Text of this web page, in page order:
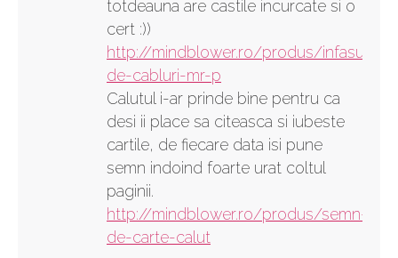
totdeauna are castile incurcate si o
cert :))
http://mindblower.ro/produs/
de-cabluri-mr-p
Calutul i-ar prinde bine pentru ca
desi ii place sa citeasca si iubeste
cartile, de fiecare data isi pune
semn indoind foarte urat coltul
paginii.
http://mindblower.ro/produs/semn-
de-carte-calut